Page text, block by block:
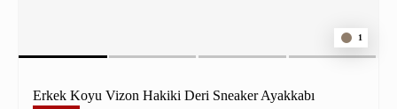
1
Erkek Koyu Vizon Hakiki Deri Sneaker Ayakkabı